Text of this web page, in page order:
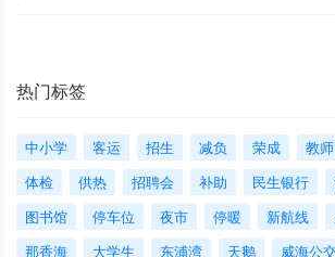
热门标签
中小学 客运 招生 减负 荣成 教
体检
供热 招聘会 补助 民生银行
图书馆
停车位 夜市 停暖 新航线
那香海
大学生 东浦湾 天鹅 威海公交